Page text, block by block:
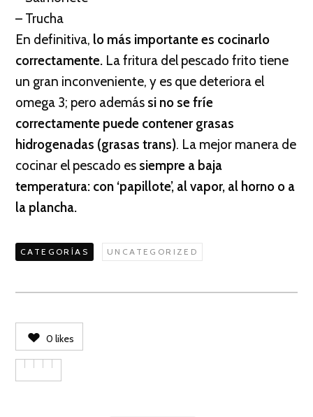
– Trucha
En definitiva, lo más importante es cocinarlo
correctamente. La fritura del pescado frito tiene
un gran inconveniente, y es que deteriora el
omega 3; pero además si no se fríe
correctamente puede contener grasas
hidrogenadas (grasas trans). La mejor manera de
cocinar el pescado es siempre a baja
temperatura: con ‘papillote’, al vapor, al horno o a
la plancha.
CATEGORÍAS UNCATEGORIZED
0 likes